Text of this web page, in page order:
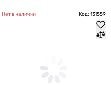
Нет в наличии Код: 131559